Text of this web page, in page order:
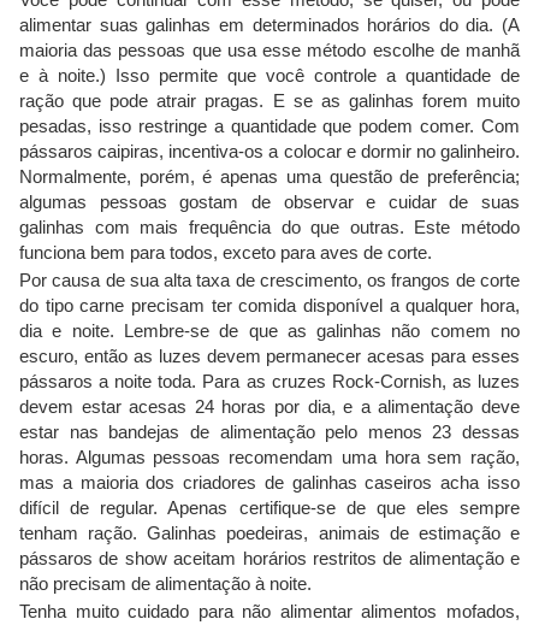
alimentar suas galinhas em determinados horários do dia. (A
maioria das pessoas que usa esse método escolhe de manhã
e à noite.) Isso permite que você controle a quantidade de
ração que pode atrair pragas. E se as galinhas forem muito
pesadas, isso restringe a quantidade que podem comer. Com
pássaros caipiras, incentiva-os a colocar e dormir no galinheiro.
Normalmente, porém, é apenas uma questão de preferência;
algumas pessoas gostam de observar e cuidar de suas
galinhas com mais frequência do que outras. Este método
funciona bem para todos, exceto para aves de corte.
Por causa de sua alta taxa de crescimento, os frangos de corte
do tipo carne precisam ter comida disponível a qualquer hora,
dia e noite. Lembre-se de que as galinhas não comem no
escuro, então as luzes devem permanecer acesas para esses
pássaros a noite toda. Para as cruzes Rock-Cornish, as luzes
devem estar acesas 24 horas por dia, e a alimentação deve
estar nas bandejas de alimentação pelo menos 23 dessas
horas. Algumas pessoas recomendam uma hora sem ração,
mas a maioria dos criadores de galinhas caseiros acha isso
difícil de regular. Apenas certifique-se de que eles sempre
tenham ração. Galinhas poedeiras, animais de estimação e
pássaros de show aceitam horários restritos de alimentação e
não precisam de alimentação à noite.
Tenha muito cuidado para não alimentar alimentos mofados,